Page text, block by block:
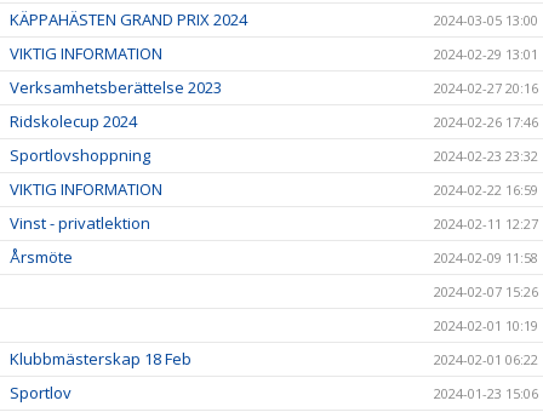
KÄPPAHÄSTEN GRAND PRIX 2024 2024-03-05 13:00
VIKTIG INFORMATION 2024-02-29 13:01
Verksamhetsberättelse 2023 2024-02-27 20:16
Ridskolecup 2024 2024-02-26 17:46
Sportlovshoppning 2024-02-23 23:32
VIKTIG INFORMATION 2024-02-22 16:59
Vinst - privatlektion 2024-02-11 12:27
Årsmöte
2024-02-09 11:58
2024-02-07 15:26
2024-02-01 10:19
Klubbmästerskap 18 Feb 2024-02-01 06:22
Sportlov 2024-01-23 15:06